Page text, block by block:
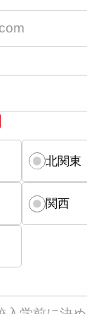
北関東
関西